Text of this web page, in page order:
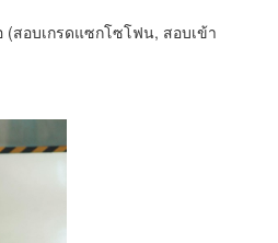
(สอบเกรดแซกโซโฟน, สอบเข้า